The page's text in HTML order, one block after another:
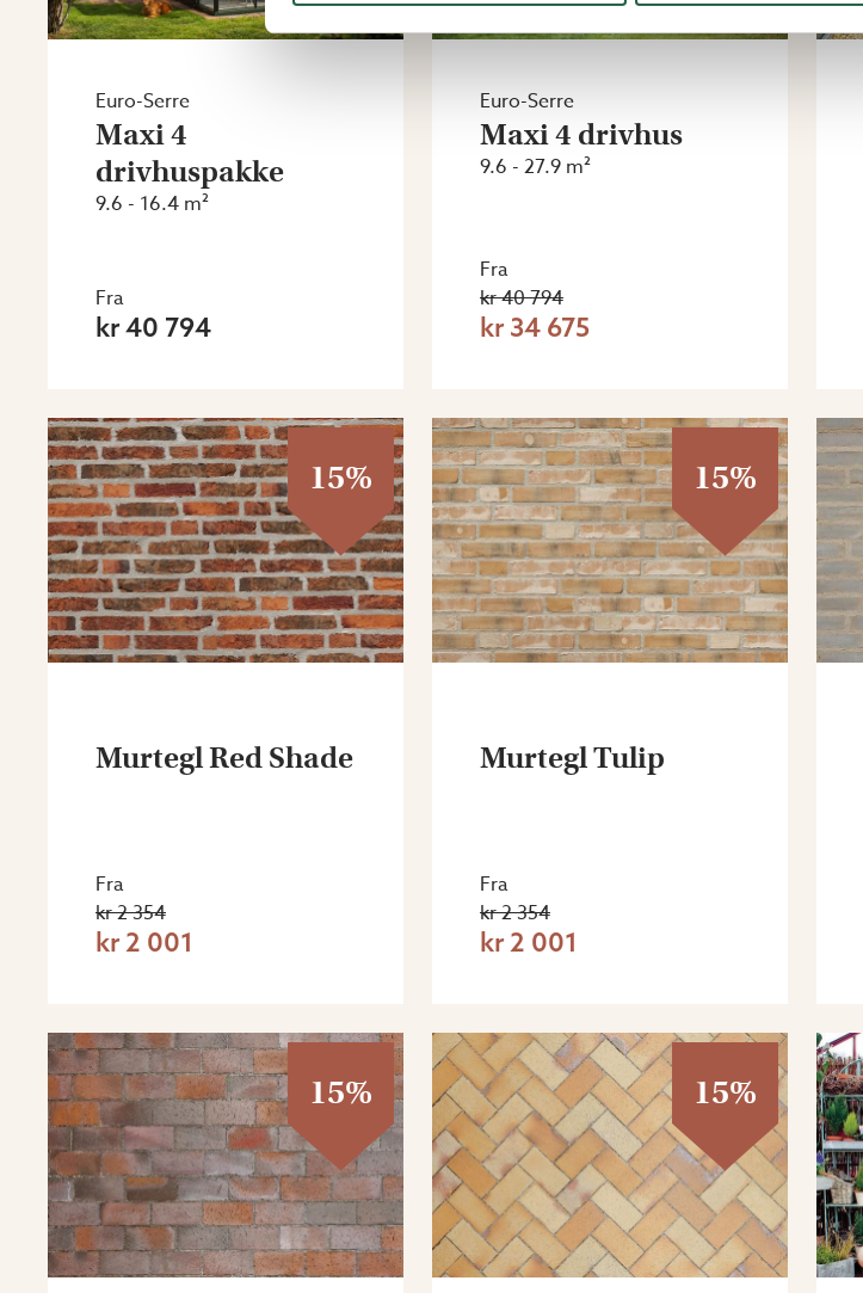
Euro-Serre
Maxi 4
drivhuspakke
9.6 - 16.4 m²
Fra
kr 40 794
Euro-Serre
Maxi 4 drivhus
9.6 - 27.9 m²
Fra
kr 40 794
kr 34 675
15%
Murtegl Red Shade
Fra
kr 2 354
kr 2 001
15%
Murtegl Tulip
Fra
kr 2 354
kr 2 001
15% 15%